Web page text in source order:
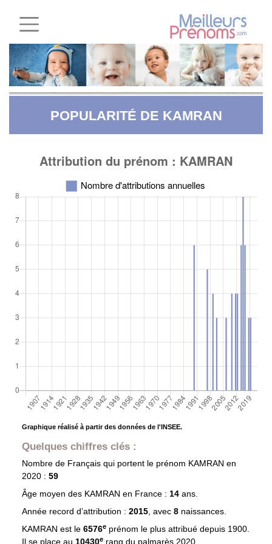
POPULARITÉ DE KAMRAN
Graphique réalisé à partir des données de l'INSEE.
Quelques chiffres clés :
Nombre de Français qui portent le prénom KAMRAN en
2020 : 59
Âge moyen des KAMRAN en France : 14 ans.
Année record d’attribution : 2015, avec 8 naissances.
KAMRAN est le 6576eprénom le plus attribué depuis 1900.
Il se place au 10430e rang du palmarès 2020.